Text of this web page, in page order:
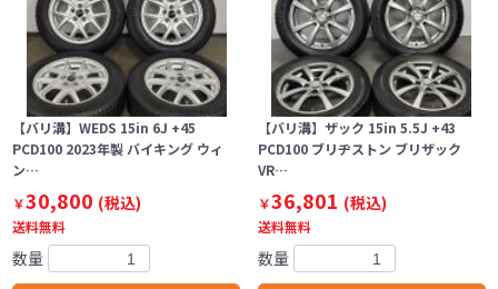
【バリ溝】WEDS 15in 6J +45
PCD100 2023年製 バイキング ウィ
ン…
￥30,800 (税込)
送料無料
数量
【バリ溝】ザック 15in 5.5J +43
PCD100 ブリヂストン ブリザック
VR…
￥36,801 (税込)
送料無料
数量